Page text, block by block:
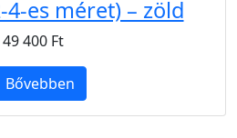
es méret) – zöld
49 400 Ft
Bővebben